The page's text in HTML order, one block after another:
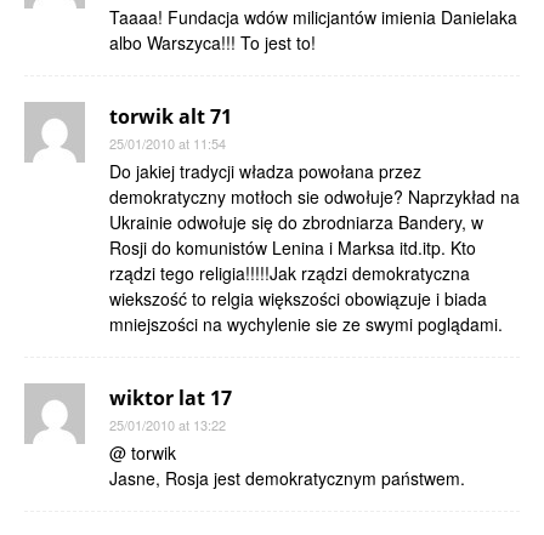
Taaaa! Fundacja wdów milicjantów imienia Danielaka
albo Warszyca!!! To jest to!
torwik alt 71
25/01/2010 at 11:54
Do jakiej tradycji władza powołana przez
demokratyczny motłoch sie odwołuje? Naprzykład na
Ukrainie odwołuje się do zbrodniarza Bandery, w
Rosji do komunistów Lenina i Marksa itd.itp. Kto
rządzi tego religia!!!!!Jak rządzi demokratyczna
wiekszość to relgia większości obowiązuje i biada
mniejszości na wychylenie sie ze swymi poglądami.
wiktor lat 17
25/01/2010 at 13:22
@ torwik
Jasne, Rosja jest demokratycznym państwem.